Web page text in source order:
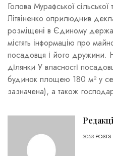
Голова Мурафської
Літвіненко оприлюднив
розміщені в Єдиному
містять інформацію про
посадовця і його дружини.
ділянки У власності
будинок площею 180 м² у
зазначена), а також
3053 POSTS